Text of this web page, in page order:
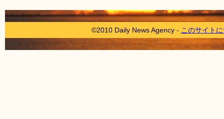
©2010 Daily News Agency - このサイト